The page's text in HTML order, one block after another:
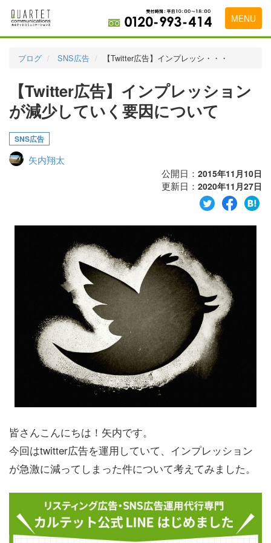
MENU
実績・お客様の声
初めて導入をお考えの方
代理店の乗り換えをお考えの方
会社概要
お問い合わせ
ブログ SNS広告 【Twitter広告】インプレッシ・・・
【Twitter広告】インプレッション
が減少していく要因について
SNS広告
矢内翔太
公開日： 2015年11月10日
更新日： 2020年11月27日
皆さんこんにちは！矢内です。
今回はtwitter広告を運用していて、インプレッション
が急激に減ってしまった件について考えてみました。